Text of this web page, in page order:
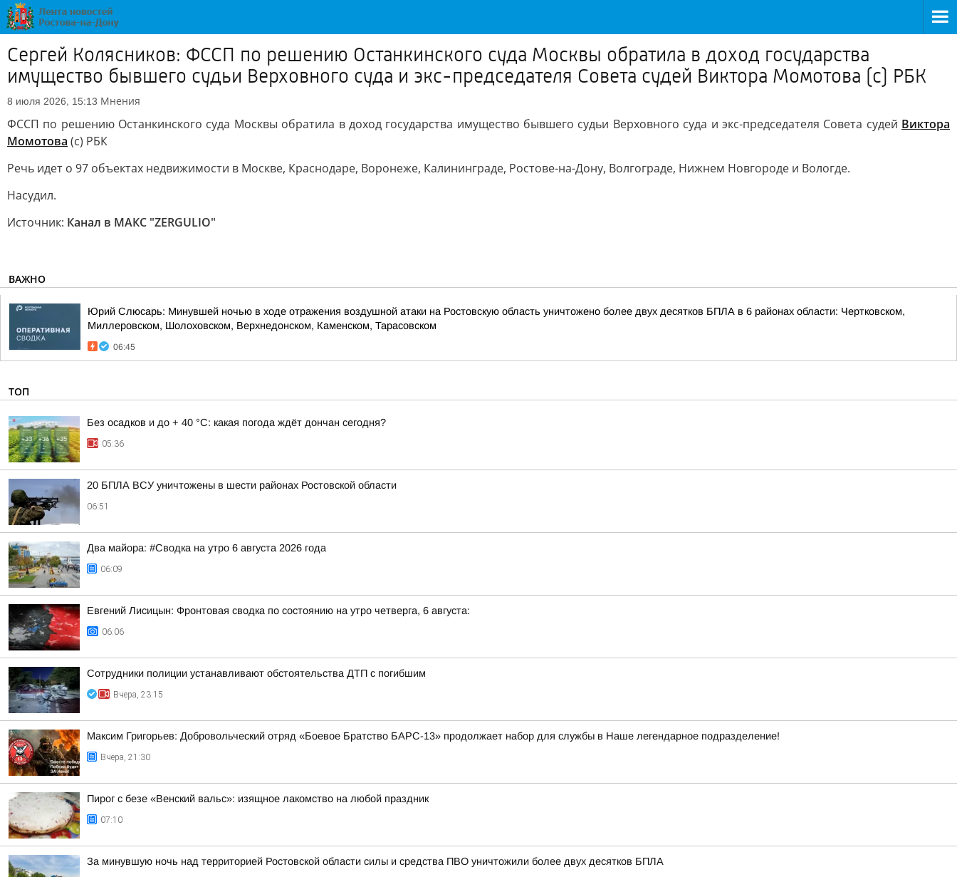
Сергей Колясников: ФССП по решению Останкинского суда Москвы обратила в доход государства
имущество бывшего судьи Верховного суда и экс-председателя Совета судей Виктора Момотова (с) РБК
8 июля 2026, 15:13 Мнения
ФССП по решению Останкинского суда Москвы обратила в доход государства имущество бывшего судьи Верховного суда и экс-председателя Совета судей Виктора
Момотова (с) РБК
Речь идет о 97 объектах недвижимости в Москве, Краснодаре, Воронеже, Калининграде, Ростове-на-Дону, Волгограде, Нижнем Новгороде и Вологде.
Насудил.
Источник: Канал в МАКС "ZERGULIO"
ВАЖНО
Юрий Слюсарь: Минувшей ночью в ходе отражения воздушной атаки на Ростовскую область уничтожено более двух десятков БПЛА в 6 районах области: Чертковском,
Миллеровском, Шолоховском, Верхнедонском, Каменском, Тарасовском
06:45
ТОП
Без осадков и до + 40 °С: какая погода ждёт дончан сегодня?
05:36
20 БПЛА ВСУ уничтожены в шести районах Ростовской области
06:51
Два майора: #Сводка на утро 6 августа 2026 года
06:09
Евгений Лисицын: Фронтовая сводка по состоянию на утро четверга, 6 августа:
06:06
Сотрудники полиции устанавливают обстоятельства ДТП с погибшим
Вчера, 23:15
Максим Григорьев: Добровольческий отряд «Боевое Братство БАРС-13» продолжает набор для службы в Наше легендарное подразделение!
Вчера, 21:30
Пирог с безе «Венский вальс»: изящное лакомство на любой праздник
07:10
За минувшую ночь над территорией Ростовской области силы и средства ПВО уничтожили более двух десятков БПЛА